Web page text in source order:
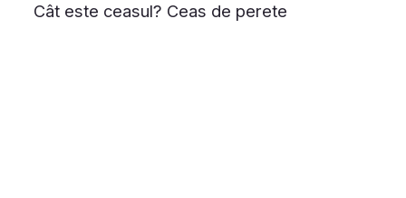
Cât este ceasul? Ceas de perete